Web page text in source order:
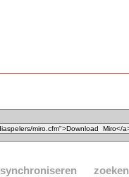
synchroniseren zoeken